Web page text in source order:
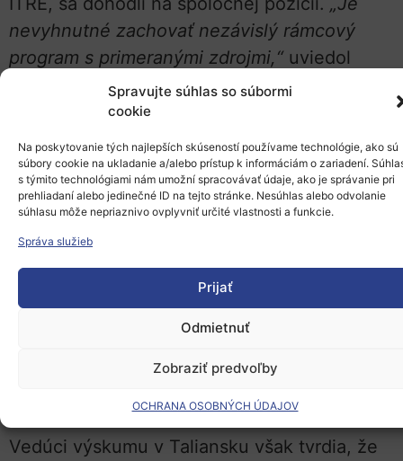
Spravujte súhlas so súbormi
cookie
Na poskytovanie tých najlepších skúseností používame technológie, ako sú
súbory cookie na ukladanie a/alebo prístup k informáciám o zariadení.
s týmito technológiami nám umožní spracovávať údaje, ako je správanie pri
prehliadaní alebo jedinečné ID na tejto stránke. Nesúhlas alebo odvolanie
súhlasu môže nepriaznivo ovplyvniť určité vlastnosti a funkcie.
Správa služieb
Prijať
Odmietnuť
Zobraziť predvoľby
OCHRANA OSOBNÝCH ÚDAJOV
nevyhnutné zachovať nezávislý rámcový
program s primeranými zdrojmi,“ uviedol
Začiatkom tohto mesiaca Parlament aj Rada
prijali svoje pozície k nástupcovi Horizontu
Európa, pričom zdôraznili, že10. RP by mal
zostať „samostatným“ rámcovým
programom
Hoci sa zdá, že samostatný rámcový
program je súčasťou článku 182 zmlúv EÚ,
existujú podozrenia, že Komisia môže hľadať
10. RP do nového Fondu pre
konkurencieschopnosť.
Vedúci výskumu v Taliansku však tvrdia, že